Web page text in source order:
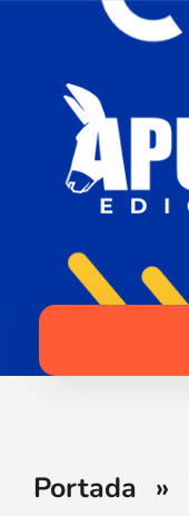
Portada »